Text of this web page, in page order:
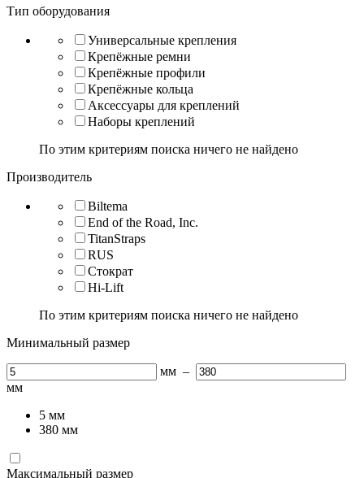
Тип оборудования
Универсальные крепления
Крепёжные ремни
Крепёжные профили
Крепёжные кольца
Аксессуары для креплений
Наборы креплений
По этим критериям поиска ничего не найдено
Производитель
Biltema
End of the Road, Inc.
TitanStraps
RUS
Стократ
Hi-Lift
По этим критериям поиска ничего не найдено
Минимальный размер
мм –
мм
5 мм
380 мм
Максимальный размер